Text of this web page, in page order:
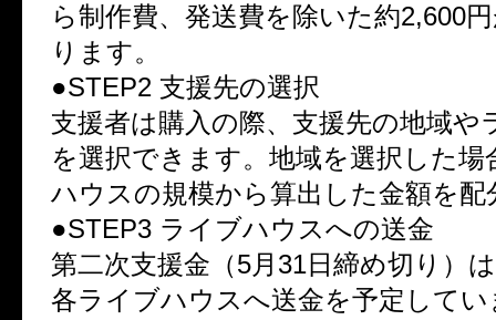
ら制作費、発送費を除いた約2,600
ります。
●STEP2 支援先の選択
支援者は購入の際、支援先の地域や
を選択できます。地域を選択した場
ハウスの規模から算出した金額を配
●STEP3 ライブハウスへの送金
第二次支援金（5月31日締め切り）
各ライブハウスへ送金を予定してい